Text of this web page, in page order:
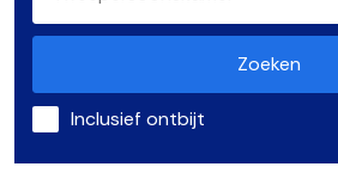
Zoeken
Inclusief ontbijt